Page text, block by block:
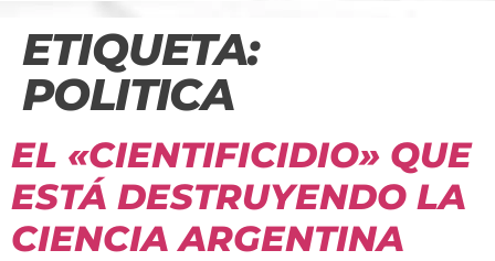
ETIQUETA:
POLITICA
EL «CIENTIFICIDIO» QUE
ESTÁ DESTRUYENDO LA
CIENCIA ARGENTINA